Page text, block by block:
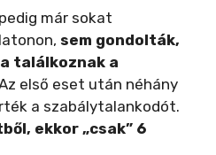
már sokat
sem gondolták,
találkoznak a
első eset után néhány
a szabálytalankodót.
ekkor „csak” 6